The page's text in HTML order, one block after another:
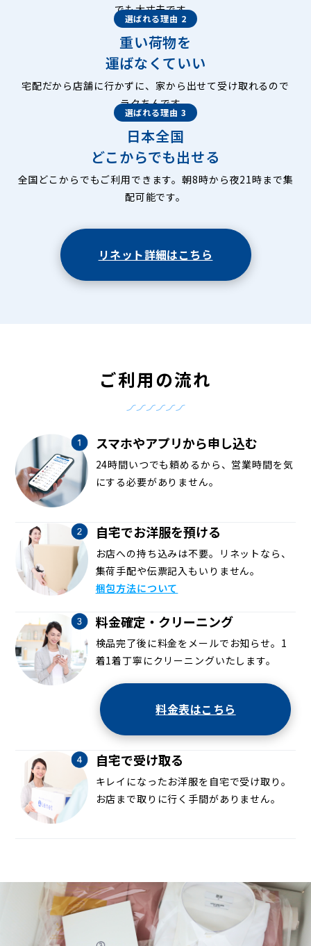
でも大丈夫です。
選ばれる理由 2
重い荷物を
運ばなくていい
宅配だから店舗に行かずに、家から出せて受け取れるので
ラクちんです。
選ばれる理由 3
日本全国
どこからでも出せる
全国どこからでもご利用できます。朝8時から夜21時まで集
配可能です。
リネット詳細はこちら
ご利用の流れ
スマホやアプリから申し込む
24時間いつでも頼めるから、営業時間を気
にする必要がありません。
自宅でお洋服を預ける
お店への持ち込みは不要。リネットなら、
集荷手配や伝票記入もいりません。
梱包方法について
料金確定・クリーニング
検品完了後に料金をメールでお知らせ。1
着1着丁寧にクリーニングいたします。
料金表はこちら
自宅で受け取る
キレイになったお洋服を自宅で受け取り。
お店まで取りに行く手間がありません。